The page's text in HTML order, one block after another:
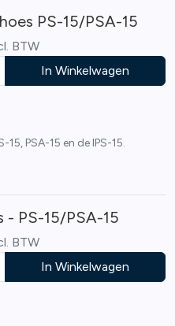
PS-15/PSA-15
BTW
In Winkelwagen
Transportbescherming voor de PS-15, PSA-15 en de IPS-15.
- PS-15/PSA-15
BTW
In Winkelwagen